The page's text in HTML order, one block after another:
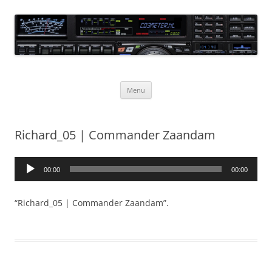
naar
de
inhoud CQ3meter
Website door en voor radio-amateurs
Menu
Richard_05 | Commander Zaandam
Audiospeler
00:00 00:00
“Richard_05 | Commander Zaandam”.